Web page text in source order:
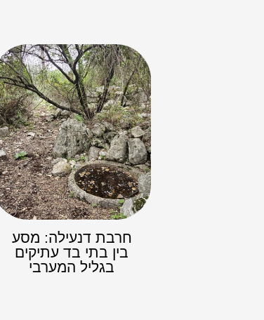
חרבת דנעילה: מסע
בין בתי בד עתיקים
בגליל המערבי